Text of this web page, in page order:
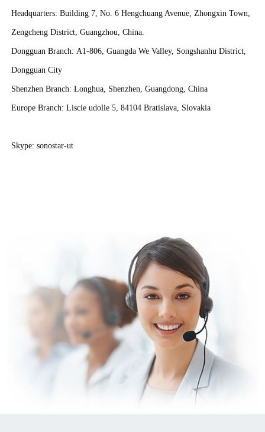
Headquarters: Building 7, No. 6 Hengchuang Avenue, Zhongxin Town,
Zengcheng District, Guangzhou, China.
Dongguan Branch: A1-806, Guangda We Valley, Songshanhu District,
Dongguan City
Shenzhen Branch: Longhua, Shenzhen, Guangdong, China
Europe Branch: Liscie udolie 5, 84104 Bratislava, Slovakia
Skype: sonostar-ut